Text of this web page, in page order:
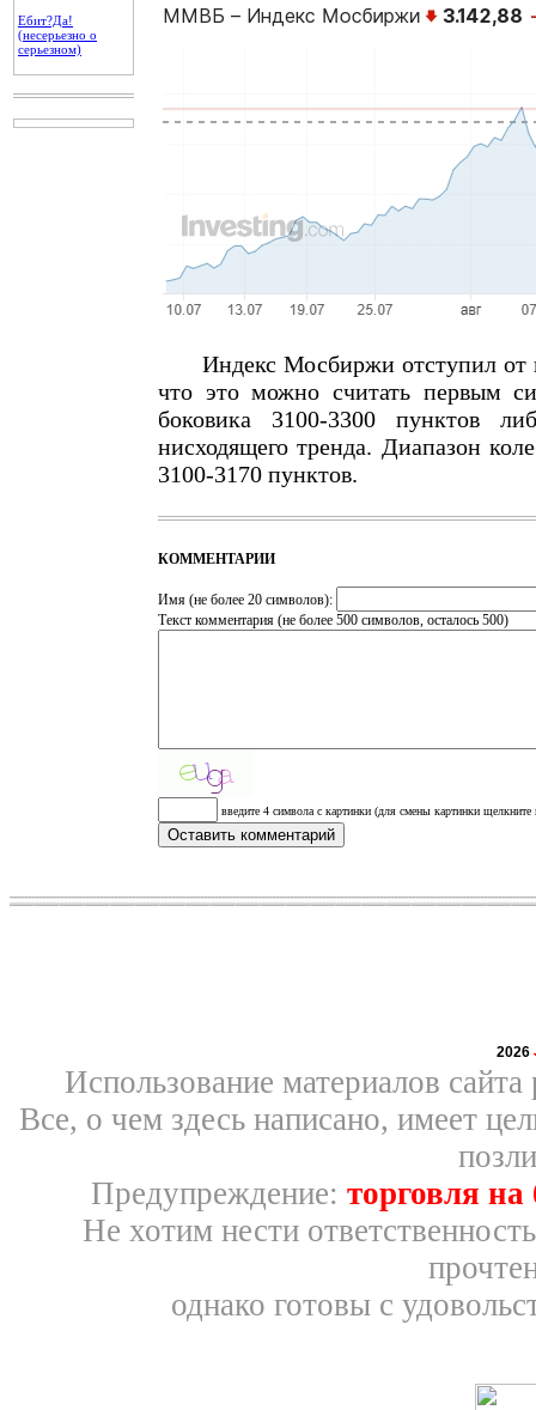
Ебит?Да!
(несерьезно о
серьезном)
Индекс Мосбиржи отступил от
что это можно считать первым
боковика 3100-3300 пунктов
нисходящего тренда. Диапазон
3100-3170 пунктов.
КОММЕНТАРИИ
Имя (не более 20 символов):
Текст комментария (не более 500 символов, осталось 500)
введите 4 символа с картинки (для смены картинки щелкните
2026
Использование материалов
Все, о чем здесь написано, имеет
Предупреждение: торговля
Не хотим нести
однако готовы с